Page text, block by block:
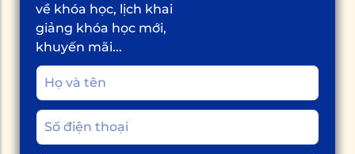
về khóa học, lịch khai
giảng khóa học mới,
khuyến mãi...